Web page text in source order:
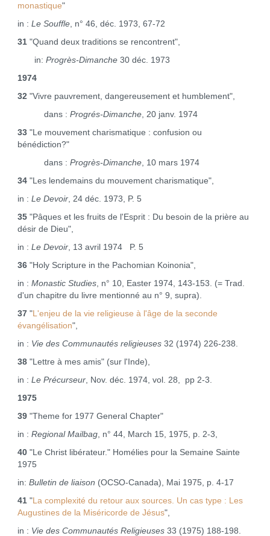
monastique"
in : Le Souffle, n° 46, déc. 1973, 67‑72
31"Quand deux traditions se rencontrent",
in: Progrès‑Dimanche30 déc. 1973
1974
32 "Vivre pauvrement, dangereusement et humblement",
dans : Progrés‑Dimanche, 20 janv. 1974
33"Le mouvement charismatique : confusion ou
bénédiction?"
dans : Progrès‑Dimanche, 10 mars 1974
34"Les lendemains du mouvement charismatique",
in : Le Devoir, 24 déc. 1973, P. 5
35"Pâques et les fruits de l'Esprit : Du besoin de la prière au
désir de Dieu",
in : Le Devoir, 13 avril 1974 P. 5
36 "Holy Scripture in the Pachomian Koinonia",
in : Monastic Studies, n° 10, Easter 1974, 143‑153. (= Trad.
d'un chapitre du livre mentionné au n° 9, supra).
37"L'enjeu de la vie religieuse à l'âge de la seconde
évangélisation",
in : Vie des Communautés religieuses32 (1974) 226‑238.
38"Lettre à mes amis" (sur l'Inde),
in : Le Précurseur, Nov. déc. 1974, vol. 28, pp 2‑3.
1975
39"Theme for 1977 General Chapter"
in : Regional Mailbag, n° 44, March 15, 1975, p. 2‑3,
40"Le Christ libérateur." Homélies pour la Semaine Sainte
1975
in: Bulletin de liaison (OCSO‑Canada), Mai 1975, p. 4‑17
41"La complexité du retour aux sources. Un cas type : Les
Augustines de la Miséricorde de Jésus",
in : Vie des Communautés Religieuses33 (1975) 188‑198.